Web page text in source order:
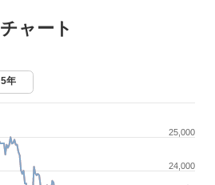
チャート
5年
24,000
25,000